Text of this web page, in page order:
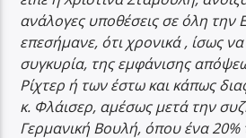
ανάλογες υποθέσεις σε όλη την
επεσήμανε, ότι χρονικά , ίσως
συγκυρία, της εμφάνισης
Ρίχτερ ή των έστω και κάπως
κ. Φλάισερ, αμέσως μετά την
Γερμανική Βουλή, όπου ένα 20%